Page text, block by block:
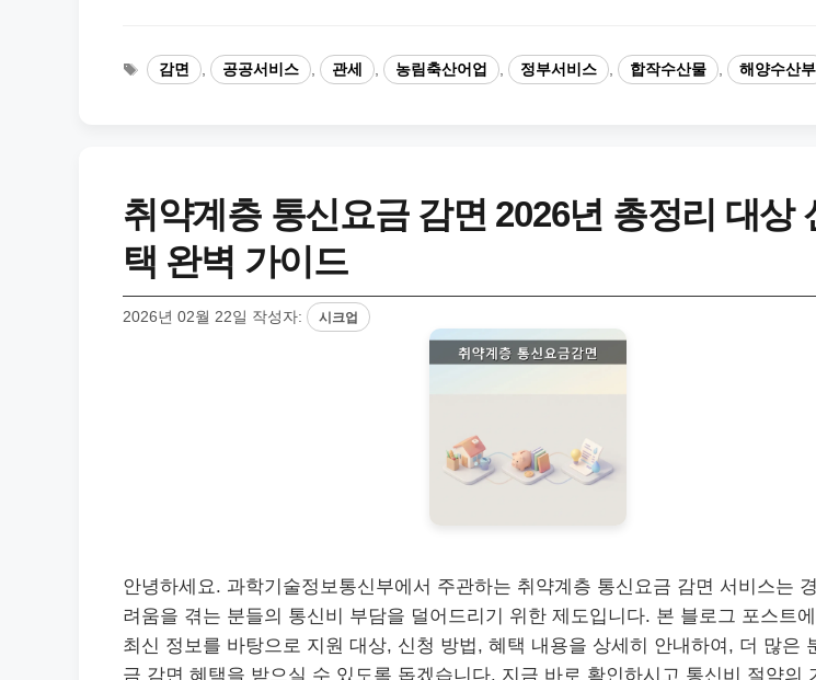
태
그
감면 , 공공서비스 , 관세 , 농림축산어업 , 정부서비스 , 합작수산물 , 해양수산부
취약계층 통신요금 감면 2026년 총정리 대상
택 완벽 가이드
2026년 02월 22일 작성자: 시크업
안녕하세요. 과학기술정보통신부에서 주관하는 취약계층 통신요금 감면 서비스는
려움을 겪는 분들의 통신비 부담을 덜어드리기 위한 제도입니다. 본 블로그 포스트
최신 정보를 바탕으로 지원 대상, 신청 방법, 혜택 내용을 상세히 안내하여, 더 많은
금 감면 혜택을 받으실 수 있도록 돕겠습니다. 지금 바로 확인하시고 통신비 절약의